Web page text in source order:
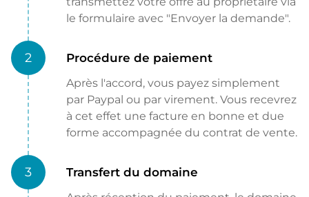
le formulaire avec "Envoyer la demande".
2 Procédure de paiement
Après l'accord, vous payez simplement
par Paypal ou par virement. Vous recevrez
à cet effet une facture en bonne et due
forme accompagnée du contrat de vente.
3 Transfert du domaine